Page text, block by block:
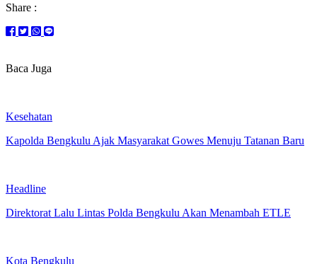
Share :
Baca Juga
Kesehatan
Kapolda Bengkulu Ajak Masyarakat Gowes Menuju Tatanan Baru
Headline
Direktorat Lalu Lintas Polda Bengkulu Akan Menambah ETLE
Kota Bengkulu